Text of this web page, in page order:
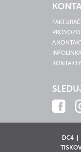
A
INFOLINKA
DC4 |